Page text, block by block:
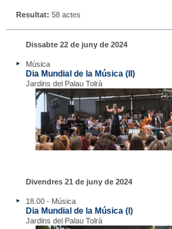
Resultat: 58 actes
Dissabte 22 de juny de 2024
Música
Dia Mundial de la Música (II)
Jardins del Palau Tolrà
Divendres 21 de juny de 2024
18.00 - Música
Dia Mundial de la Música (I)
Jardins del Palau Tolrà